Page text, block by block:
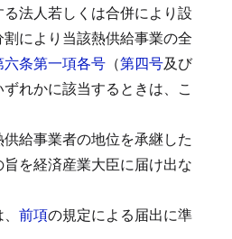
法人若しくは合併により設
により当該熱供給事業の全
六条第一項各号 （第四号及び
れかに該当するときは、こ
給事業者の地位を承継した
を経済産業大臣に届け出な
前項の規定による届出に準